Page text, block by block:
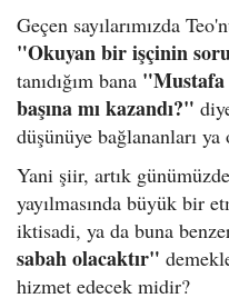
Geçen sayılarımızda
"Okuyan bir işçinin
tanıdığım bana "Mustafa
başına mı kazandı?"
düşünüye bağlananları ya
Yani şiir, artık
yayılmasında büyük bir
iktisadi, ya da buna
sabah olacaktır"
hizmet edecek midir?